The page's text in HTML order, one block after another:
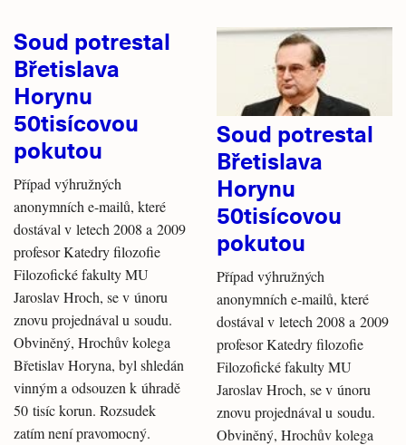
Soud potrestal
Břetislava
Horynu
50tisícovou
pokutou
Případ výhružných
anonymních e-mailů, které
dostával v letech 2008 a 2009
profesor Katedry filozofie
Filozofické fakulty MU
Jaroslav Hroch, se v únoru
znovu projednával u soudu.
Obviněný, Hrochův kolega
Břetislav Horyna, byl shledán
vinným a odsouzen k úhradě
50 tisíc korun. Rozsudek
zatím není pravomocný.
Soud potrestal
Břetislava
Horynu
50tisícovou
pokutou
Případ výhružných
anonymních e-mailů, které
dostával v letech 2008 a 2009
profesor Katedry filozofie
Filozofické fakulty MU
Jaroslav Hroch, se v únoru
znovu projednával u soudu.
Obviněný, Hrochův kolega